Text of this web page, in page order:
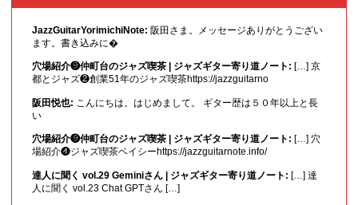
JazzGuitarYorimichiNote: 阪田さま。メッセージありがとうござい
ます。書き込みに�
穴場紹介❾仲町台のジャズ喫茶 | ジャズギター寄り道ノート: […] 京
都とジャズ❷創業51年のジャズ喫茶https://jazzguitarno
阪田悦也: こんにちは。はじめまして。 ギター歴は５０年以上と長
い
穴場紹介❾仲町台のジャズ喫茶 | ジャズギター寄り道ノート: […] 穴
場紹介❹ジャズ喫茶ベイシーhttps://jazzguitarnote.info/
達人に聞く vol.29 Geminiさん | ジャズギター寄り道ノート: […] 達
人に聞く vol.23 Chat GPTさん […]